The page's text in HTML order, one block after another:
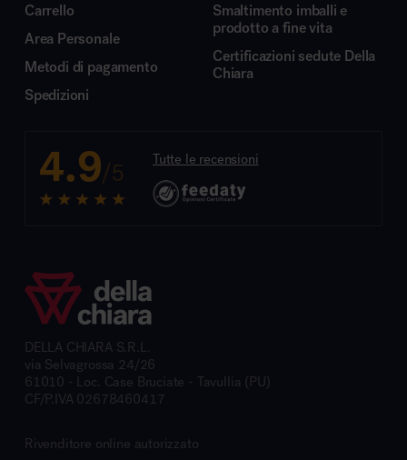
Carrello
Area Personale
Metodi di pagamento
Spedizioni
Smaltimento imballi e
prodotto a fine vita
Certificazioni sedute Della
Chiara
4.9/5 Tutte le recensioni
DELLA CHIARA S.R.L.
via Selvagrossa 24/26
61010 - Loc. Case Bruciate - Tavullia (PU)
CF/P.IVA 02678460417
Rivenditore online autorizzato